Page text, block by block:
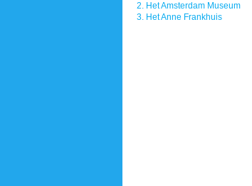
2. Het Amsterdam Museum
3. Het Anne Frankhuis